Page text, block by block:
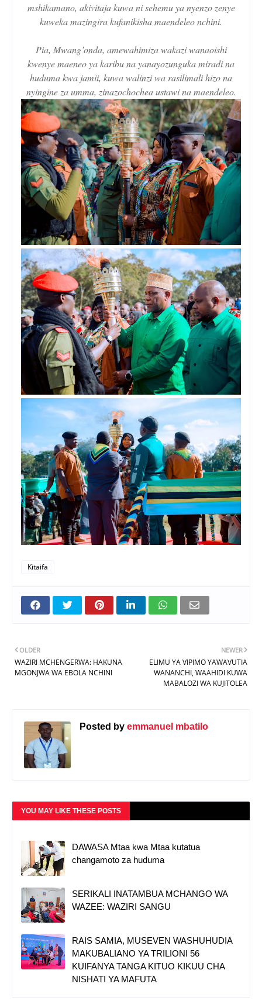
mshikamano, akivitaja kuwa ni sehemu ya nyenzo zenye
kuweka mazingira kufanikisha maendeleo nchini.
Pia, Mwang’onda, amewahimiza wakazi wanaoishi
kwenye maeneo ya karibu na yanayozunguka miradi na
huduma kwa jamii, kuwa walinzi wa rasilimali hizo na
nyingine za umma, zinazochochea ustawi na maendeleo.
Kitaifa
NEWER
ELIMU YA VIPIMO YAWAVUTIA
WANANCHI, WAAHIDI KUWA
MABALOZI WA KUJITOLEA
OLDER
WAZIRI MCHENGERWA: HAKUNA
MGONJWA WA EBOLA NCHINI
Posted by emmanuel mbatilo
YOU MAY LIKE THESE POSTS
DAWASA Mtaa kwa Mtaa kutatua
changamoto za huduma
SERIKALI INATAMBUA MCHANGO WA
WAZEE: WAZIRI SANGU
RAIS SAMIA, MUSEVEN WASHUHUDIA
MAKUBALIANO YA TRILIONI 56
KUIFANYA TANGA KITUO KIKUU CHA
NISHATI YA MAFUTA